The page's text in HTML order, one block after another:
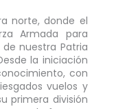
norte, donde el
Armada para
nuestra Patria
la iniciación
con
vuelos y
primera división